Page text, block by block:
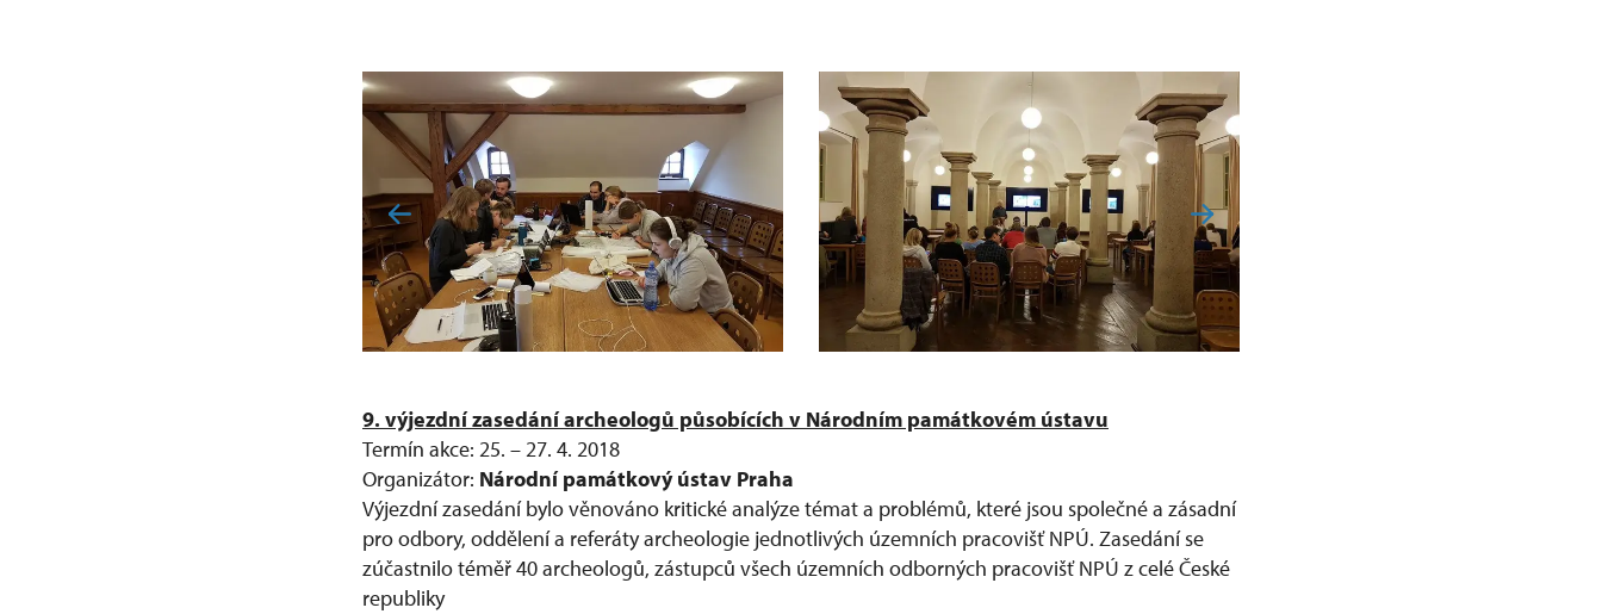
9. výjezdní zasedání archeologů působících v Národním památkovém ústavu
Termín akce: 25. – 27. 4. 2018
Organizátor: Národní památkový ústav Praha
Výjezdní zasedání bylo věnováno kritické analýze témat a problémů, které jsou společné a zásadní
pro odbory, oddělení a referáty archeologie jednotlivých územních pracovišť NPÚ. Zasedání se
zúčastnilo téměř 40 archeologů, zástupců všech územních odborných pracovišť NPÚ z celé České
republiky